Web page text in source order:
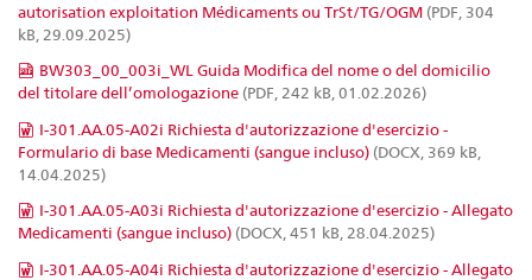
autorisation exploitation Médicaments ou TrSt/TG/OGM (PDF, 304
kB, 29.09.2025)
BW303_00_003i_WL Guida Modifica del nome o del domicilio
del titolare dell’omologazione (PDF, 242 kB, 01.02.2026)
I-301.AA.05-A02i Richiesta d'autorizzazione d'esercizio -
Formulario di base Medicamenti (sangue incluso) (DOCX, 369 kB,
14.04.2025)
I-301.AA.05-A03i Richiesta d'autorizzazione d'esercizio - Allegato
Medicamenti (sangue incluso) (DOCX, 451 kB, 28.04.2025)
I-301.AA.05-A04i Richiesta d'autorizzazione d'esercizio - Allegato